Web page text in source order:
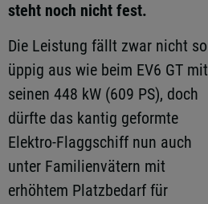
steht noch nicht fest.
Die Leistung fällt zwar nicht so
üppig aus wie beim EV6 GT mit
seinen 448 kW (609 PS), doch
dürfte das kantig geformte
Elektro-Flaggschiff nun auch
unter Familienvätern mit
erhöhtem Platzbedarf für